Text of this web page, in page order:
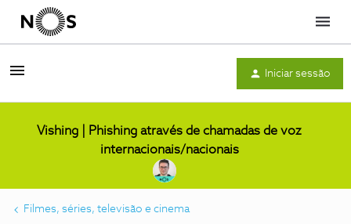
Menu
Iniciar sessão
Vishing | Phishing através de chamadas de voz
internacionais/nacionais
Filmes, séries, televisão e cinema